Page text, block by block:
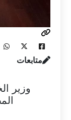
متابعات
وزير